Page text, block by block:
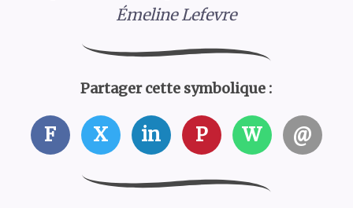
Émeline Lefevre
Partager cette symbolique :
F X in P W @